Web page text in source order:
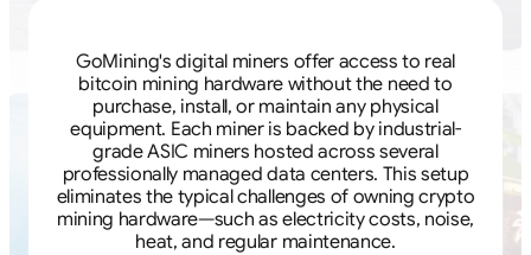
GoMining's digital miners offer access to real
bitcoin mining hardware without the need to
purchase, install, or maintain any physical
equipment. Each miner is backed by industrial-
grade ASIC miners hosted across several
professionally managed data centers. This setup
eliminates the typical challenges of owning crypto
mining hardware—such as electricity costs, noise,
heat, and regular maintenance.